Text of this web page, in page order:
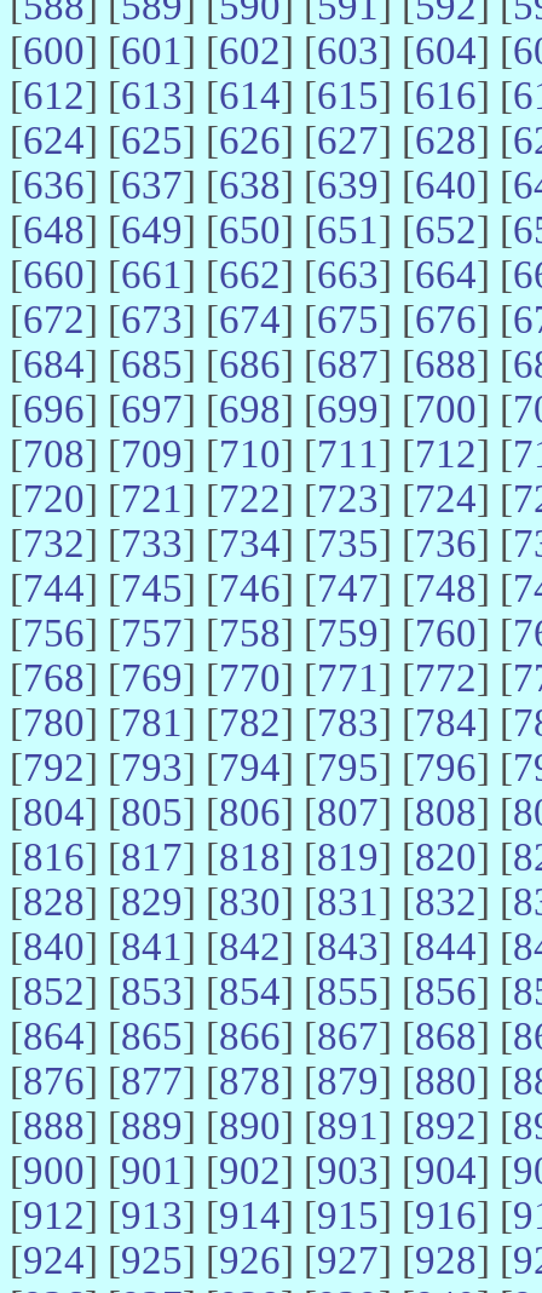
[600] [601] [602] [603] [604] [
[612] [613] [614] [615] [616] [
[624] [625] [626] [627] [628] [
[636] [637] [638] [639] [640] [
[648] [649] [650] [651] [652] [
[660] [661] [662] [663] [664] [
[672] [673] [674] [675] [676] [
[684] [685] [686] [687] [688] [
[696] [697] [698] [699] [700] [
[708] [709] [710] [711] [712] [
[720] [721] [722] [723] [724] [
[732] [733] [734] [735] [736] [
[744] [745] [746] [747] [748] [
[756] [757] [758] [759] [760] [
[768] [769] [770] [771] [772] [
[780] [781] [782] [783] [784] [
[792] [793] [794] [795] [796] [
[804] [805] [806] [807] [808] [
[816] [817] [818] [819] [820] [
[828] [829] [830] [831] [832] [
[840] [841] [842] [843] [844] [
[852] [853] [854] [855] [856] [
[864] [865] [866] [867] [868] [
[876] [877] [878] [879] [880] [
[888] [889] [890] [891] [892] [
[900] [901] [902] [903] [904] [
[912] [913] [914] [915] [916] [
[924] [925] [926] [927] [928] [